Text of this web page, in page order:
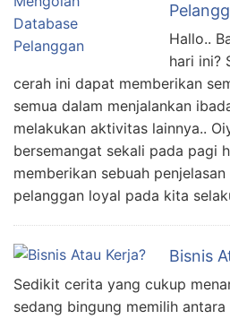
Hallo..
hari ini?
cerah ini dapat memberikan
semua dalam menjalankan
melakukan aktivitas lainnya..
bersemangat sekali pada pagi
memberikan sebuah
pelanggan loyal pada kita
Bisnis
Sedikit cerita yang cukup
sedang bingung memilih